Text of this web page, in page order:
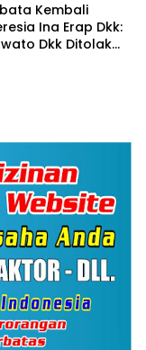
Kembali
Ina Erap Dkk:
Dkk Ditolak